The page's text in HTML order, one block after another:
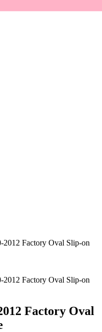
Factory Oval Slip-on
Factory Oval Slip-on
Factory Oval